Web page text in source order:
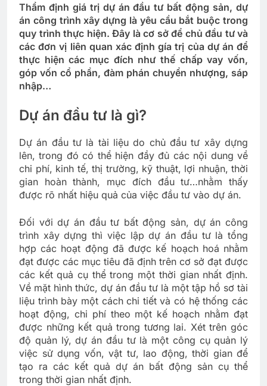
Thẩm định giá trị dự án đầu tư bất động sản, dự
án công trình xây dựng là yêu cầu bắt buộc trong
quy trình thực hiện. Đây là cơ sở để chủ đầu tư và
các đơn vị liên quan xác định gía trị của dự án để
thực hiện các mục đích như thế chấp vay vốn,
góp vốn cổ phần, đàm phán chuyển nhượng, sáp
nhập…
Dự án đầu tư là gì?
Dự án đầu tư là tài liệu do chủ đầu tư xây dựng
lên, trong đó có thể hiện đầy đủ các nội dung về
chi phí, kinh tế, thị trường, kỹ thuật, lợi nhuận, thời
gian hoàn thành, mục đích đầu tư…nhằm thấy
được rõ nhất hiệu quả của việc đầu tư vào dự án.
Đối với dự án đầu tư bất động sản, dự án công
trình xây dựng thì việc lập dự án đầu tư là tổng
hợp các hoạt động đã được kế hoạch hoá nhằm
đạt được các mục tiêu đã định trên cơ sở đạt được
các kết quả cụ thể trong một thời gian nhất định.
Về mặt hình thức, dự án đầu tư là một tập hồ sơ tài
liệu trình bày một cách chi tiết và có hệ thống các
hoạt động, chi phí theo một kế hoạch nhằm đạt
được những kết quả trong tương lai. Xét trên góc
độ quản lý, dự án đầu tư là một công cụ quản lý
việc sử dụng vốn, vật tư, lao động, thời gian để
tạo ra các kết quả dự án bất động sản cụ thể
trong thời gian nhất định.